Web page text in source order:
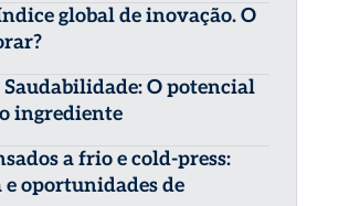
global de inovação. O
Saudabilidade: O potencial
ingrediente
a frio e cold-press:
e oportunidades de